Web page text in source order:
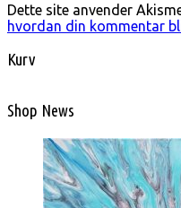
Dette site anvender
hvordan din kommentar
Kurv
Shop News